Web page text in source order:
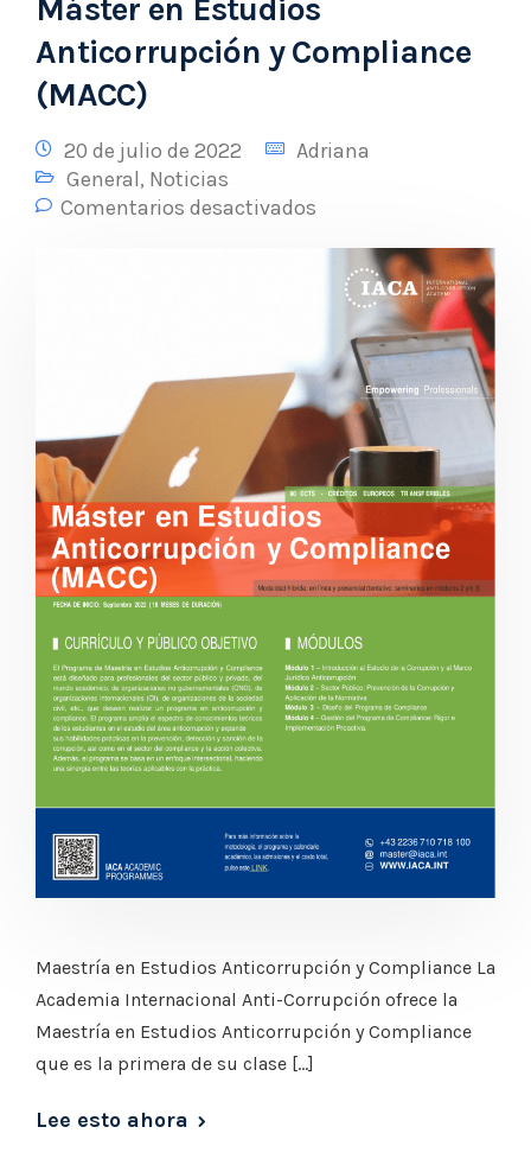
Máster en Estudios
Anticorrupción y Compliance
(MACC)
20 de julio de 2022
Adriana
General, Noticias
Comentarios desactivados
Maestría en Estudios Anticorrupción y Compliance La
Academia Internacional Anti-Corrupción ofrece la
Maestría en Estudios Anticorrupción y Compliance
que es la primera de su clase […]
Lee esto ahora